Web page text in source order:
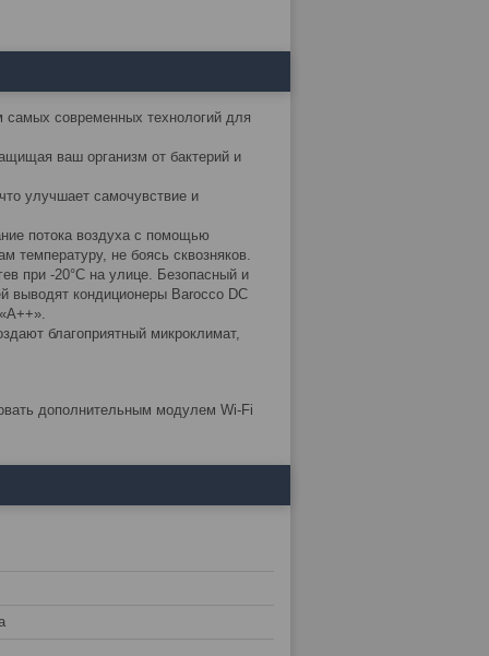
современных технологий для
ваш организм от бактерий и
улучшает самочувствие и
потока воздуха с помощью
температуру, не боясь сквозняков.
при -20°С на улице. Безопасный и
выводят кондиционеры Barocco DC
благоприятный микроклимат,
дополнительным модулем Wi-Fi